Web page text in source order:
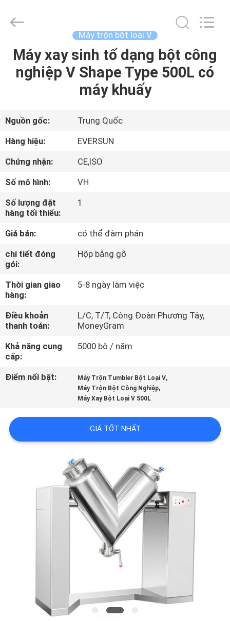
NHÀ
PHẨM
HƯỚNG
VR
CHÚNG
TÔI
THAM
QUAN
NHÀ
MÁY
KIỂM
LƯỢNG
CHÚNG
Machinery
(Henan)
Reserved.
Máy trộn bột loại V
Máy xay sinh tố dạng bột công
nghiệp V Shape Type 500L có
máy khuấy
Nguồn gốc:
Trung Quốc
Hàng hiệu:
EVERSUN
Chứng nhận:
CE,ISO
Số mô hình:
VH
Số lượng đặt
hàng tối thiểu:
1
Giá bán:
có thể đàm phán
chi tiết đóng
gói:
Hộp bằng gỗ
Thời gian giao
hàng:
5-8 ngày làm việc
Điều khoản
thanh toán:
L/C, T/T, Công Đoàn Phương Tây,
MoneyGram
Khả năng cung
cấp:
5000 bộ / năm
Điểm nổi bật: Máy Trộn Tumbler Bột Loại V,
Máy Trộn Bột Công Nghiệp,
Máy Xay Bột Loại V 500L
GIÁ TỐT NHẤT